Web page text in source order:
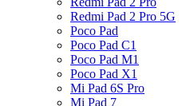
Redmi Pad 2 Pro 5G
Poco Pad
Poco Pad C1
Poco Pad M1
Poco Pad X1
Mi Pad 6S Pro
Mi Pad 7